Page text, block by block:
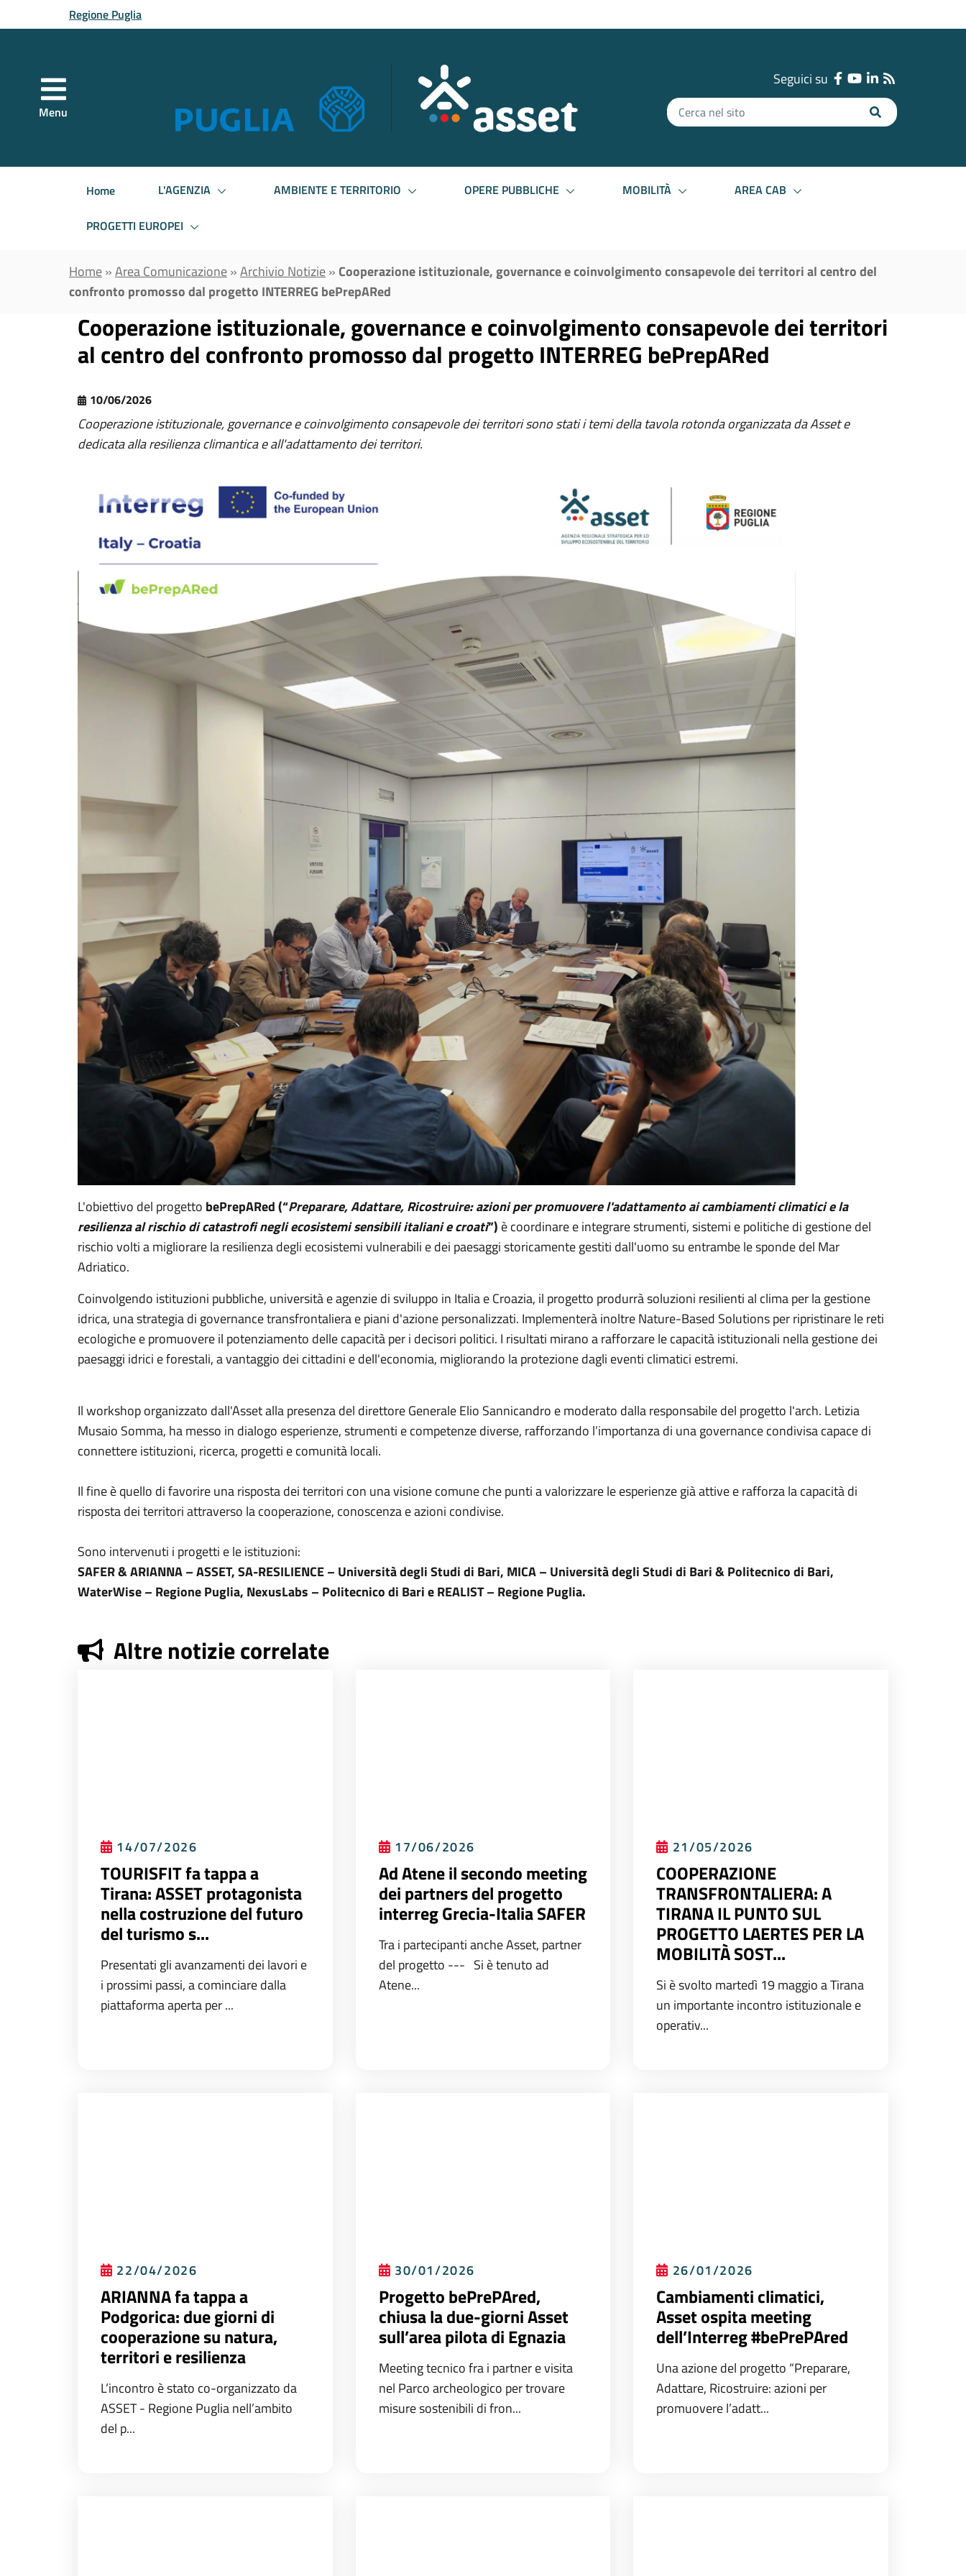
al contenuto principale
Regione Puglia
Menu
Seguici su
Inserisci
il
Home
L'AGENZIA AMBIENTE E TERRITORIO OPERE PUBBLICHE MOBILITÀ AREA CAB
PROGETTI EUROPEI
Home»Area Comunicazione»Archivio Notizie» Cooperazione istituzionale, governance e coinvolgimento consapevole dei territori al centro del
confronto promosso dal progetto INTERREG bePrepARed
Cooperazione istituzionale, governance e coinvolgimento consapevole dei territori
al centro del confronto promosso dal progetto INTERREG bePrepARed
10/06/2026
Cooperazione istituzionale, governance e coinvolgimento consapevole dei territori sono stati i temi della tavola rotonda organizzata da Asset e
dedicata alla resilienza climantica e all'adattamento dei territori.
L'obiettivo del progetto bePrepARed (“Preparare, Adattare, Ricostruire: azioni per promuovere l'adattamento ai cambiamenti climatici e la
resilienza al rischio di catastrofi negli ecosistemi sensibili italiani e croati”) è coordinare e integrare strumenti, sistemi e politiche di gestione del
rischio volti a migliorare la resilienza degli ecosistemi vulnerabili e dei paesaggi storicamente gestiti dall'uomo su entrambe le sponde del Mar
Adriatico.
Coinvolgendo istituzioni pubbliche, università e agenzie di sviluppo in Italia e Croazia, il progetto produrrà soluzioni resilienti al clima per la gestione
idrica, una strategia di governance transfrontaliera e piani d'azione personalizzati. Implementerà inoltre Nature-Based Solutions per ripristinare le reti
ecologiche e promuovere il potenziamento delle capacità per i decisori politici. I risultati mirano a rafforzare le capacità istituzionali nella gestione dei
paesaggi idrici e forestali, a vantaggio dei cittadini e dell'economia, migliorando la protezione dagli eventi climatici estremi.
Il workshop organizzato dall'Asset alla presenza del direttore Generale Elio Sannicandro e moderato dalla responsabile del progetto l'arch. Letizia
Musaio Somma, ha messo in dialogo esperienze, strumenti e competenze diverse, rafforzando l’importanza di una governance condivisa capace di
connettere istituzioni, ricerca, progetti e comunità locali.
Il fine è quello di favorire una risposta dei territori con una visione comune che punti a valorizzare le esperienze già attive e rafforza la capacità di
risposta dei territori attraverso la cooperazione, conoscenza e azioni condivise.
Sono intervenuti i progetti e le istituzioni:
SAFER & ARIANNA – ASSET, SA-RESILIENCE – Università degli Studi di Bari, MICA – Università degli Studi di Bari & Politecnico di Bari,
WaterWise – Regione Puglia, NexusLabs – Politecnico di Bari e REALIST – Regione Puglia.
Altre notizie correlate
14/07/2026
TOURISFIT fa tappa a
Tirana: ASSET protagonista
nella costruzione del futuro
del turismo s...
Presentati gli avanzamenti dei lavori e
i prossimi passi, a cominciare dalla
piattaforma aperta per ...
17/06/2026
Ad Atene il secondo meeting
dei partners del progetto
interreg Grecia-Italia SAFER
Tra i partecipanti anche Asset, partner
del progetto --- Si è tenuto ad
Atene...
21/05/2026
COOPERAZIONE
TRANSFRONTALIERA: A
TIRANA IL PUNTO SUL
PROGETTO LAERTES PER LA
MOBILITÀ SOST...
Si è svolto martedì 19 maggio a Tirana
un importante incontro istituzionale e
operativ...
22/04/2026
ARIANNA fa tappa a
Podgorica: due giorni di
cooperazione su natura,
territori e resilienza
L’incontro è stato co-organizzato da
ASSET - Regione Puglia nell’ambito
del p...
30/01/2026
Progetto bePrePAred,
chiusa la due-giorni Asset
sull’area pilota di Egnazia
Meeting tecnico fra i partner e visita
nel Parco archeologico per trovare
misure sostenibili di fron...
26/01/2026
Cambiamenti climatici,
Asset ospita meeting
dell’Interreg #bePrePAred
Una azione del progetto “Preparare,
Adattare, Ricostruire: azioni per
promuovere l’adatt...